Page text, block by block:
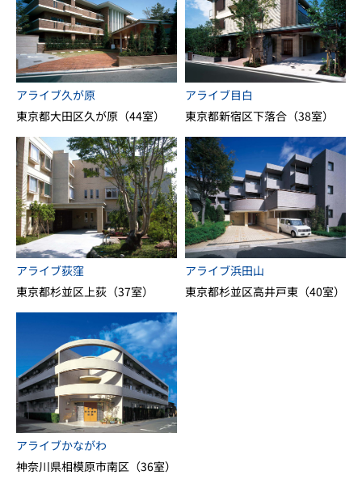
アライブ久が原
東京都大田区久が原（44室）
アライブ目白
東京都新宿区下落合（38室）
アライブ荻窪
東京都杉並区上荻（37室）
アライブ浜田山
東京都杉並区高井戸東（40室）
アライブかながわ
神奈川県相模原市南区（36室）